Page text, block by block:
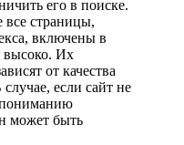
его в поиске.
все страницы,
включены в
высоко. Их
от качества
если сайт не
пониманию
может быть